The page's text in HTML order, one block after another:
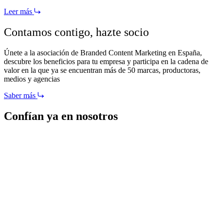
Leer más
Contamos contigo, hazte socio
Únete a la asociación de Branded Content Marketing en España,
descubre los beneficios para tu empresa y participa en la cadena de
valor en la que ya se encuentran más de 50 marcas, productoras,
medios y agencias
Saber más
Confían ya en nosotros